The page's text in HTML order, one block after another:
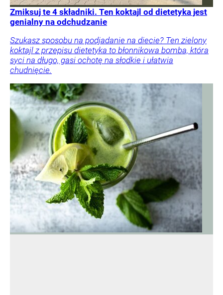
Zmiksuj te 4 składniki. Ten koktajl od dietetyka jest
genialny na odchudzanie
Szukasz sposobu na podjadanie na diecie? Ten zielony
koktajl z przepisu dietetyka to błonnikowa bomba, która
syci na długo, gasi ochotę na słodkie i ułatwia
chudnięcie.